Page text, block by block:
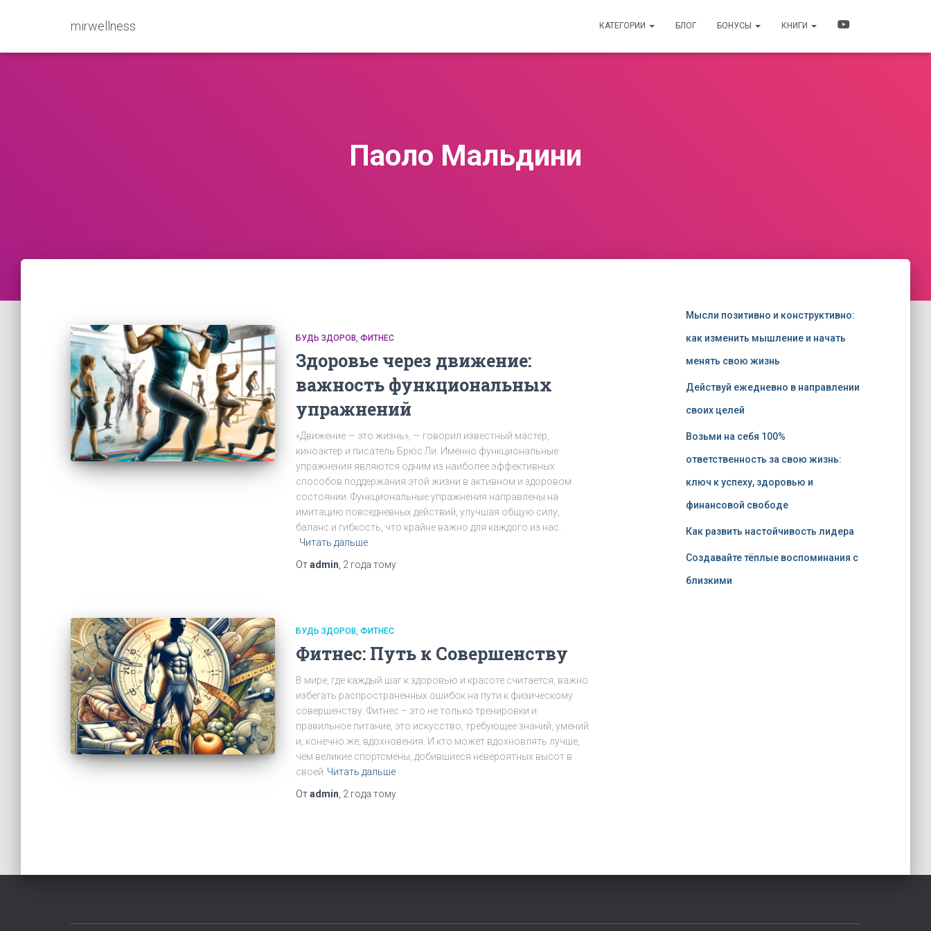
mirwellness КАТЕГОРИИ БЛОГ БОНУСЫ КНИГИ
Паоло Мальдини
БУДЬ ЗДОРОВ ФИТНЕС
Здоровье через движение:
важность функциональных
упражнений
«Движение — это жизнь», — говорил известный мастер,
киноактер и писатель Брюс Ли. Именно функциональные
упражнения являются одним из наиболее эффективных
способов поддержания этой жизни в активном и здоровом
состоянии. Функциональные упражнения направлены на
имитацию повседневных действий, улучшая общую силу,
баланс и гибкость, что крайне важно для каждого из нас.
Читать дальше
Отadmin 2 года тому
БУДЬ ЗДОРОВ ФИТНЕС
Фитнес: Путь к Совершенству
В мире, где каждый шаг к здоровью и красоте считается, важно
избегать распространенных ошибок на пути к физическому
совершенству. Фитнес – это не только тренировки и
правильное питание, это искусство, требующее знаний, умений
и, конечно же, вдохновения. И кто может вдохновлять лучше,
чем великие спортсмены, добившиеся невероятных высот в
своей Читать дальше
Отadmin 2 года тому
Мысли позитивно и конструктивно:
как изменить мышление и начать
менять свою жизнь
Действуй ежедневно в направлении
своих целей
Возьми на себя 100%
ответственность за свою жизнь:
ключ к успеху, здоровью и
финансовой свободе
Как развить настойчивость лидера
Создавайте тёплые воспоминания с
близкими